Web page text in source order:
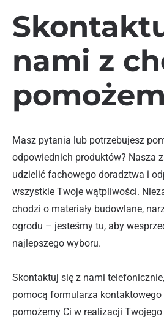
nami z
Masz pytania lub potrzebujesz
odpowiednich produktów? Nasza
udzielić fachowego doradztwa i
wszystkie Twoje wątpliwości.
chodzi o materiały budowlane,
ogrodu – jesteśmy tu, aby
najlepszego wyboru.
Skontaktuj się z nami
pomocą formularza
pomożemy Ci w realizacji